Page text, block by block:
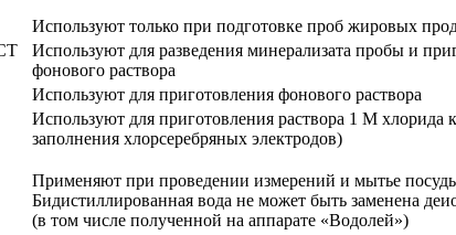
Используют только при подготовке проб жировых
Используют для разведения минерализата пробы и
фонового раствора
Используют для приготовления фонового раствора
Используют для приготовления раствора 1 М хлорида
заполнения хлорсеребряных электродов)
Применяют при проведении измерений и мытье
Бидистиллированная вода не может быть заменена
(в том числе полученной на аппарате «Водолей»)